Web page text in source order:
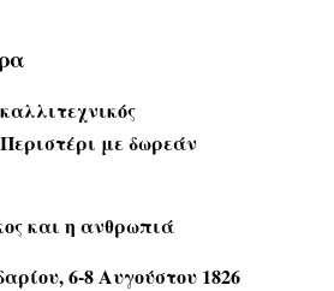
με δωρεάν
και η ανθρωπιά
6-8 Αυγούστου 1826